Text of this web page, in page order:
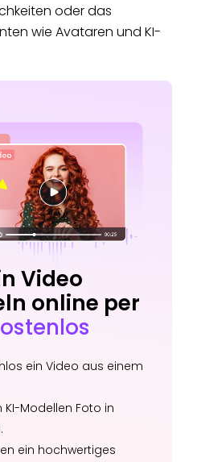
oder das
wie Avataren und KI-
Video
online per
ein Video aus einem
Modellen Foto in
ein hochwertiges